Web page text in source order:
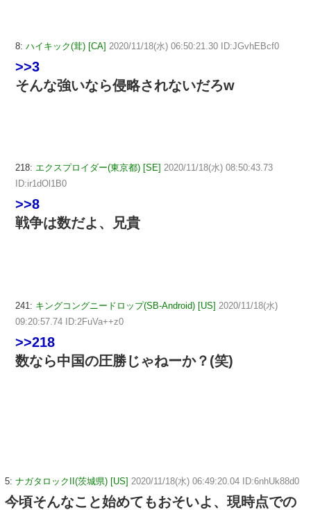
8: ハイキック(茸) [CA] 2020/11/18(水) 06:50:21.30 ID:JGvhEBcf0
>>3
そんな強いなら侵略されないだろw
218: エクスプロイダー(東京都) [SE] 2020/11/18(水) 08:50:43.73
ID:ir1dOl1B0
>>8
戦争は数だよ、兄貴
241: キングコングニードロップ(SB-Android) [US] 2020/11/18(水)
09:20:57.74 ID:2FuVa++z0
>>218
数なら中国の圧勝じゃねーか？(笑)
5: ナガタロックII(茨城県) [US] 2020/11/18(水) 06:49:20.04 ID:6nhUk88d0
今頃そんなこと始めてもおそいよ、現時点での